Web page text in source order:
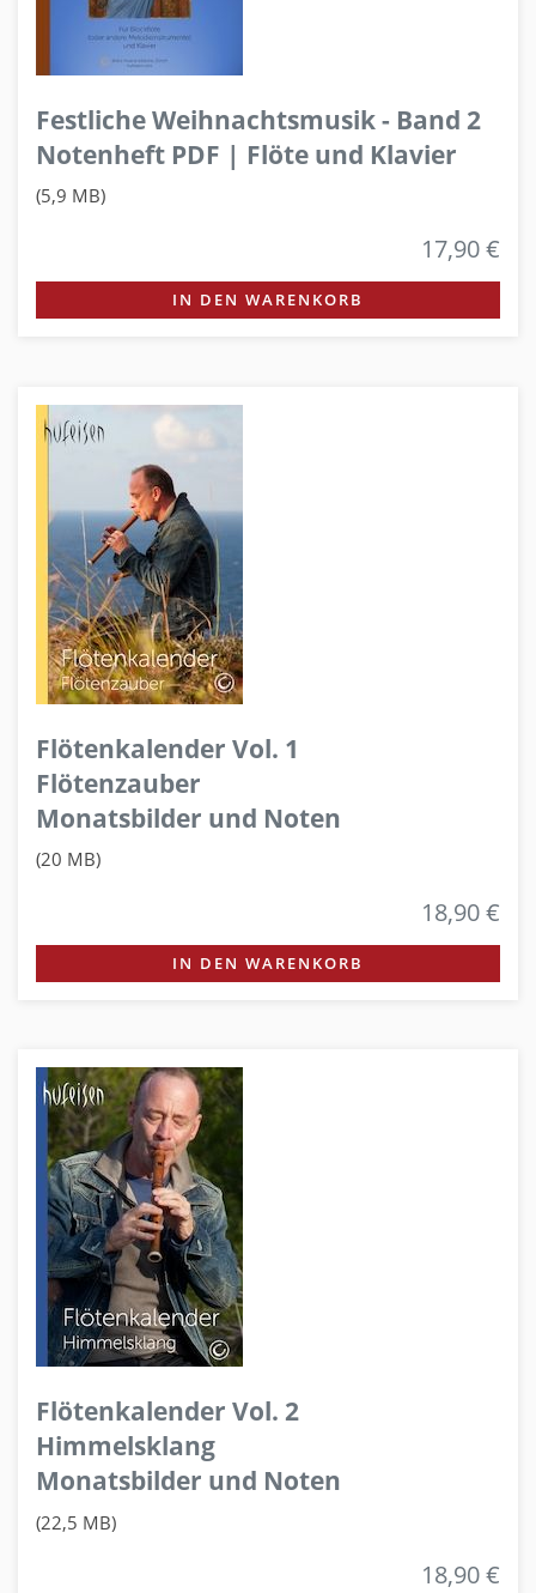
Festliche Weihnachtsmusik - Band 2
Notenheft PDF | Flöte und Klavier
(5,9 MB)
17,90 €
IN DEN WARENKORB
Flötenkalender Vol. 1
Flötenzauber
Monatsbilder und Noten
(20 MB)
18,90 €
IN DEN WARENKORB
Flötenkalender Vol. 2
Himmelsklang
Monatsbilder und Noten
(22,5 MB)
18,90 €